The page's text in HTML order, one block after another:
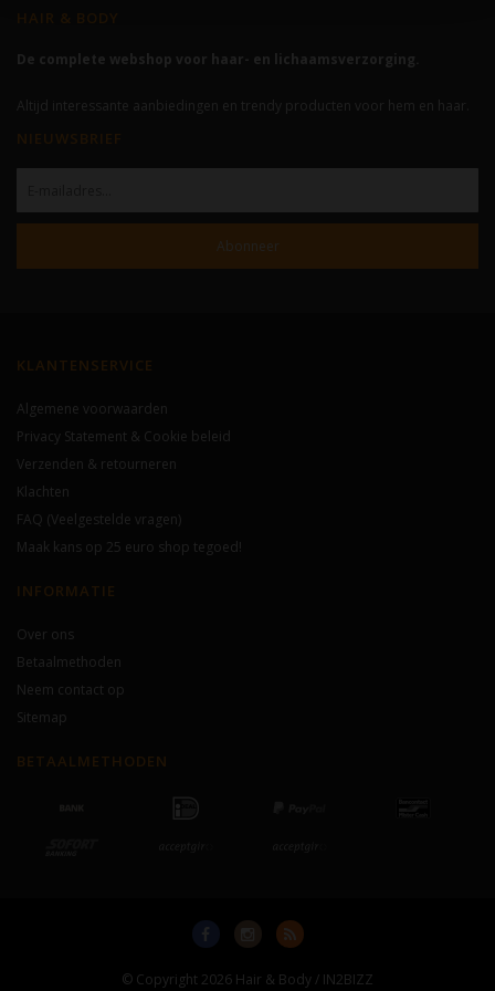
HAIR & BODY
De complete webshop voor haar- en lichaamsverzorging.
Altijd interessante aanbiedingen en trendy producten voor hem en haar.
NIEUWSBRIEF
Abonneer
KLANTENSERVICE
Algemene voorwaarden
Privacy Statement & Cookie beleid
Verzenden & retourneren
Klachten
FAQ (Veelgestelde vragen)
Maak kans op 25 euro shop tegoed!
INFORMATIE
Over ons
Betaalmethoden
Neem contact op
Sitemap
BETAALMETHODEN
© Copyright 2026 Hair & Body / IN2BIZZ